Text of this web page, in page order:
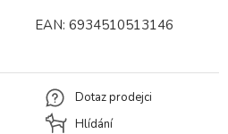
EAN: 6934510513146
Dotaz prodejci
Hlídání